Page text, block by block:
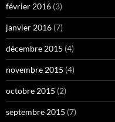
février 2016 (3)
janvier 2016 (7)
décembre 2015 (4)
novembre 2015 (4)
octobre 2015 (2)
septembre 2015 (7)